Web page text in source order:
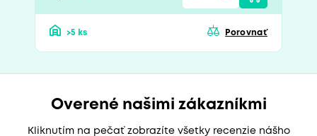
>5 ks Porovnať
Overené našimi zákazníkmi
Kliknutím na pečať zobrazíte všetky recenzie nášho